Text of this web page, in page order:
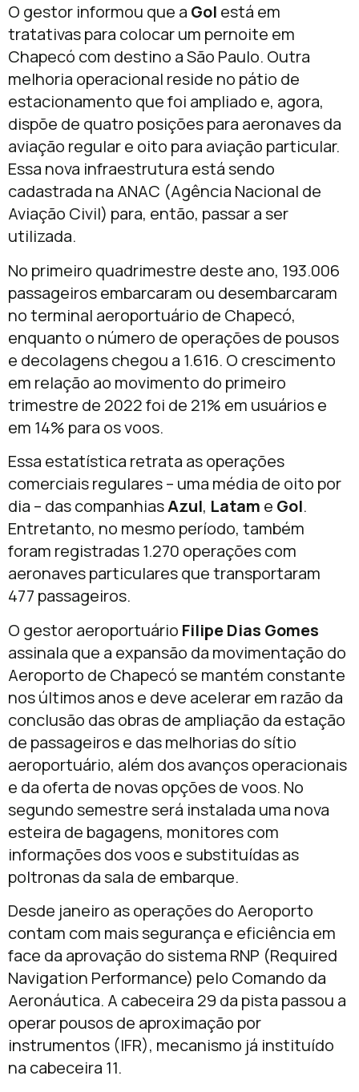
O gestor informou que a Gol está em
tratativas para colocar um pernoite em
Chapecó com destino a São Paulo. Outra
melhoria operacional reside no pátio de
estacionamento que foi ampliado e, agora,
dispõe de quatro posições para aeronaves da
aviação regular e oito para aviação particular.
Essa nova infraestrutura está sendo
cadastrada na ANAC (Agência Nacional de
Aviação Civil) para, então, passar a ser
utilizada.
No primeiro quadrimestre deste ano, 193.006
passageiros embarcaram ou desembarcaram
no terminal aeroportuário de Chapecó,
enquanto o número de operações de pousos
e decolagens chegou a 1.616. O crescimento
em relação ao movimento do primeiro
trimestre de 2022 foi de 21% em usuários e
em 14% para os voos.
Essa estatística retrata as operações
comerciais regulares – uma média de oito por
dia – das companhiasAzul, Latam e Gol.
Entretanto, no mesmo período, também
foram registradas 1.270 operações com
aeronaves particulares que transportaram
477 passageiros.
O gestor aeroportuário Filipe Dias Gomes
assinala que a expansão da movimentação do
Aeroporto de Chapecó se mantém constante
nos últimos anos e deve acelerar em razão da
conclusão das obras de ampliação da estação
de passageiros e das melhorias do sítio
aeroportuário, além dos avanços operacionais
e da oferta de novas opções de voos. No
segundo semestre será instalada uma nova
esteira de bagagens, monitores com
informações dos voos e substituídas as
poltronas da sala de embarque.
Desde janeiro as operações do Aeroporto
contam com mais segurança e eficiência em
face da aprovação do sistema RNP (Required
Navigation Performance) pelo Comando da
Aeronáutica. A cabeceira 29 da pista passou a
operar pousos de aproximação por
instrumentos (IFR), mecanismo já instituído
na cabeceira 11.